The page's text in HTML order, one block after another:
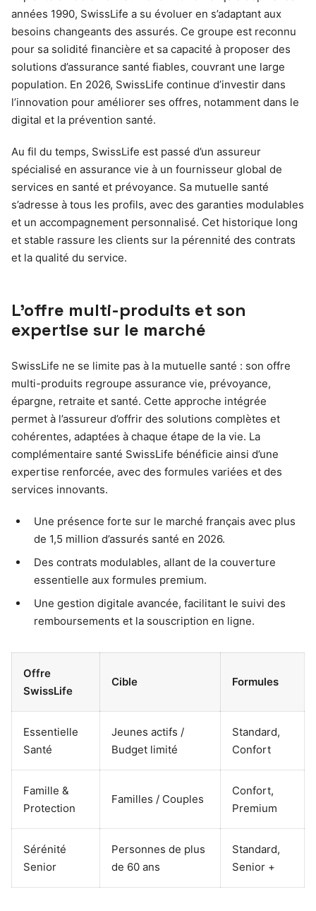
années 1990, SwissLife a su évoluer en s’adaptant aux
besoins changeants des assurés. Ce groupe est reconnu
pour sa solidité financière et sa capacité à proposer des
solutions d’assurance santé fiables, couvrant une large
population. En 2026, SwissLife continue d’investir dans
l’innovation pour améliorer ses offres, notamment dans le
digital et la prévention santé.
Au fil du temps, SwissLife est passé d’un assureur
spécialisé en assurance vie à un fournisseur global de
services en santé et prévoyance. Sa mutuelle santé
s’adresse à tous les profils, avec des garanties modulables
et un accompagnement personnalisé. Cet historique long
et stable rassure les clients sur la pérennité des contrats
et la qualité du service.
L’offre multi-produits et son
expertise sur le marché
SwissLife ne se limite pas à la mutuelle santé : son offre
multi-produits regroupe assurance vie, prévoyance,
épargne, retraite et santé. Cette approche intégrée
permet à l’assureur d’offrir des solutions complètes et
cohérentes, adaptées à chaque étape de la vie. La
complémentaire santé SwissLife bénéficie ainsi d’une
expertise renforcée, avec des formules variées et des
services innovants.
Une présence forte sur le marché français avec plus
de 1,5 million d’assurés santé en 2026.
Des contrats modulables, allant de la couverture
essentielle aux formules premium.
Une gestion digitale avancée, facilitant le suivi des
remboursements et la souscription en ligne.
Offre
SwissLife
Cible Formules
Essentielle
Santé
Jeunes actifs /
Budget limité
Standard,
Confort
Famille &
Protection
Familles / Couples
Confort,
Premium
Sérénité
Senior
Personnes de plus
de 60 ans
Standard,
Senior +